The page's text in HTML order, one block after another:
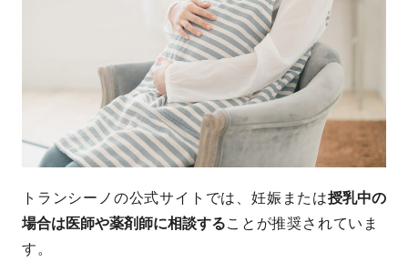
トランシーノの公式サイトでは、妊娠または授乳中の
場合は医師や薬剤師に相談することが推奨されていま
す。